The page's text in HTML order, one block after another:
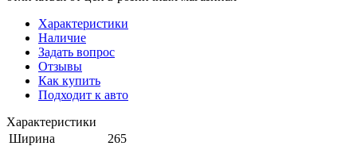
Характеристики
Наличие
Задать вопрос
Отзывы
Как купить
Подходит к авто
Характеристики
Ширина
265